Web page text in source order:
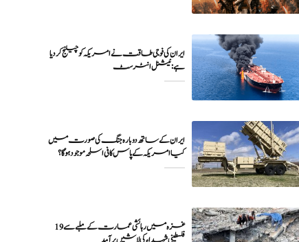
ایران کی فوجی طاقت نے امریکہ کو چیلنج کر دیا
ہے: نیشنل انٹرسٹ
ایران کے ساتھ دوبارہ جنگ کی صورت میں
کیا امریکہ کے پاس کافی اسلحہ موجود ہوگا؟
غزہ میں رہائشی عمارت کے ملبے سے 19